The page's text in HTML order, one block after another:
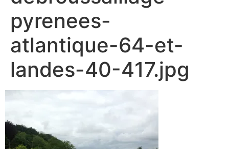
pyrenees-
atlantique-64-et-
landes-40-417.jpg